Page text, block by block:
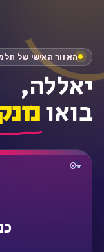
האזור האישי של
יאללה,
בואו